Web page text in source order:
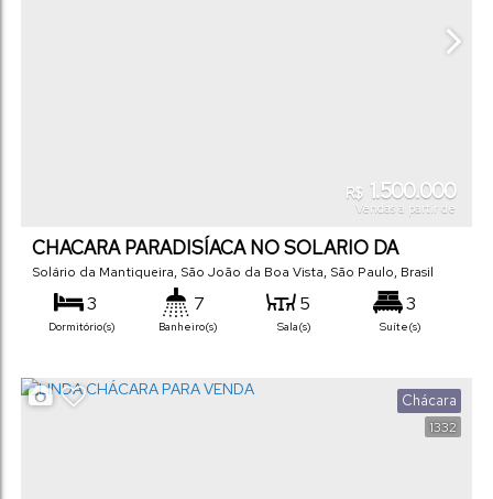
R$ 1.500.000
Vendas a partir de
CHACARA PARADISÍACA NO SOLARIO DA
MANTIQUEIRA
Solário da Mantiqueira, São João da Boa Vista, São Paulo, Brasil
3
Dormitório(s)
7
Banheiro(s)
5
Sala(s)
3
Suíte(s)
1332
Chácara